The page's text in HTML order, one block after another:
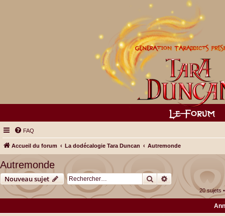
FAQ
Accueil du forum La dodécalogie Tara Duncan Autremonde
Autremonde
Nouveau sujet Rechercher
Recherche
20 sujets